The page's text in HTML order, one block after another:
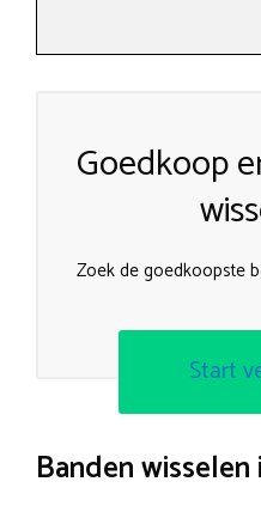
Goedkoop
Zoek de goedkoopste
Start
Banden